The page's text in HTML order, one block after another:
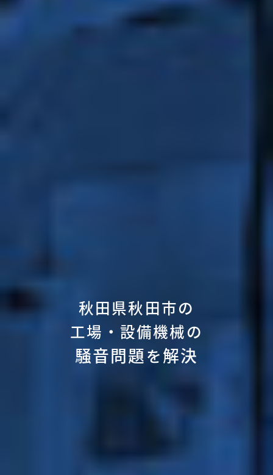
秋田県秋田市の
工場・設備機械の
騒音問題を解決